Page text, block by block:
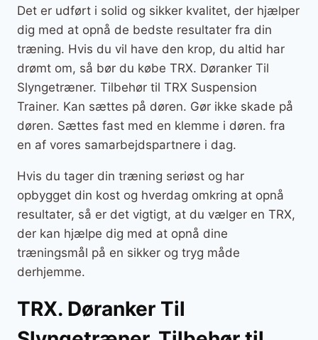
Det er udført i solid og sikker kvalitet, der hjælper
dig med at opnå de bedste resultater fra din
træning. Hvis du vil have den krop, du altid har
drømt om, så bør du købe TRX. Døranker Til
Slyngetræner. Tilbehør til TRX Suspension
Trainer. Kan sættes på døren. Gør ikke skade på
døren. Sættes fast med en klemme i døren. fra
en af vores samarbejdspartnere i dag.
Hvis du tager din træning seriøst og har
opbygget din kost og hverdag omkring at opnå
resultater, så er det vigtigt, at du vælger en TRX,
der kan hjælpe dig med at opnå dine
træningsmål på en sikker og tryg måde
derhjemme.
TRX. Døranker Til